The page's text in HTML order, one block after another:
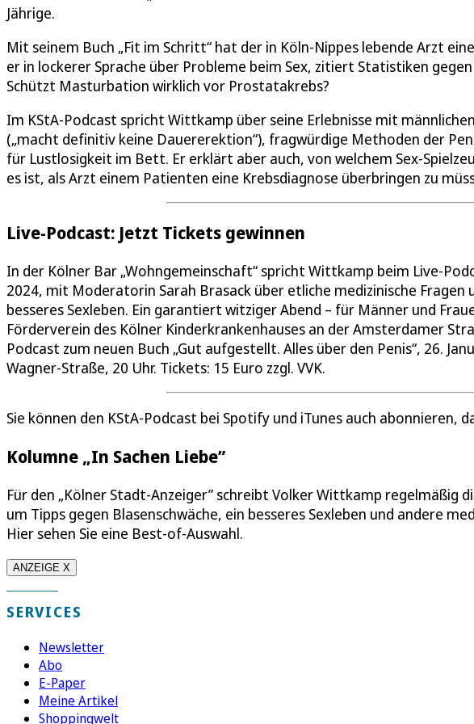
Jährige.
Mit seinem Buch „Fit im Schritt“ hat der in Köln-Nippes lebende Arzt
er in lockerer Sprache über Probleme beim Sex, zitiert Statistiken
Schützt Masturbation wirklich vor Prostatakrebs?
Im KStA-Podcast spricht Wittkamp über seine Erlebnisse mit
(„macht definitiv keine Dauererektion“), fragwürdige Methoden der
für Lustlosigkeit im Bett. Er erklärt aber auch, von welchem Sex-
es ist, als Arzt einem Patienten eine Krebsdiagnose überbringen zu
Live-Podcast: Jetzt Tickets gewinnen
In der Kölner Bar „Wohngemeinschaft“ spricht Wittkamp beim Live-
2024, mit Moderatorin Sarah Brasack über etliche medizinische
besseres Sexleben. Ein garantiert witziger Abend – für Männer und
Förderverein des Kölner Kinderkrankenhauses an der Amsterdamer
Podcast zum neuen Buch „Gut aufgestellt. Alles über den Penis“, 26.
Wagner-Straße, 20 Uhr. Tickets: 15 Euro zzgl. VVK.
Sie können den KStA-Podcast bei Spotify und iTunes auch abonnieren,
Kolumne „In Sachen Liebe”
Für den „Kölner Stadt-Anzeiger” schreibt Volker Wittkamp regelmäßig
um Tipps gegen Blasenschwäche, ein besseres Sexleben und andere
Hier sehen Sie eine Best-of-Auswahl.
ANZEIGE X
SERVICES
Newsletter
Abo
E-Paper
Meine Artikel
Shoppingwelt